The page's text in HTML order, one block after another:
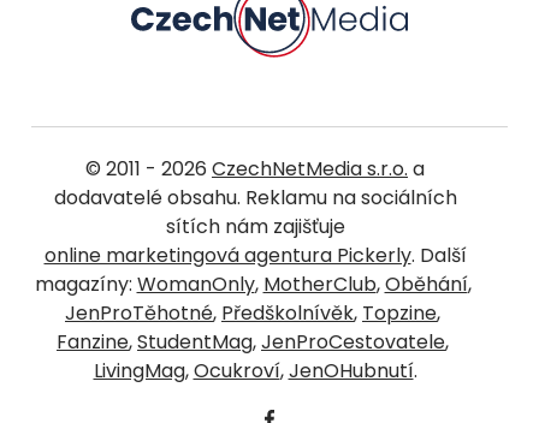
© 2011 - 2026 CzechNetMedia s.r.o. a
dodavatelé obsahu. Reklamu na sociálních
sítích nám zajišťuje
online marketingová agentura Pickerly. Další
magazíny: WomanOnly, MotherClub,Oběhání,
JenProTěhotné, Předškolnívěk, Topzine,
Fanzine,StudentMag,JenProCestovatele,
LivingMag,Ocukroví,JenOHubnutí.